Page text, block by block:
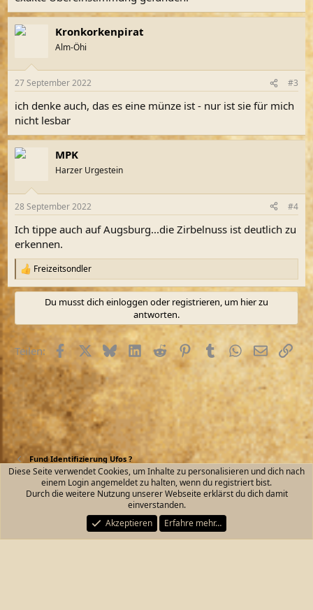
Kronkorkenpirat
Alm-Öhi
27 September 2022 #3
ich denke auch, das es eine münze ist - nur ist sie für mich
nicht lesbar
MPK
Harzer Urgestein
28 September 2022 #4
Ich tippe auch auf Augsburg...die Zirbelnuss ist deutlich zu
erkennen.
R
e
a
i
n
e
Freizeitsondler
Du musst dich einloggen oder registrieren, um hier zu
antworten.
Teilen: FacebookX (Twitter)
BlueskyLinkedInReddit PinterestTumblrWhatsApp
E-MailLink
Fund Identifizierung Ufos ?
Kontakt Nutzungsbedingungen
Datenschutz
Start
R
S
Community platform by XenForo® © 2010-2026 XenForo Ltd.
Diese Seite verwendet Cookies, um Inhalte zu personalisieren und dich nach
einem Login angemeldet zu halten, wenn du registriert bist.
Durch die weitere Nutzung unserer Webseite erklärst du dich damit
einverstanden.
Akzeptieren
Erfahre mehr…